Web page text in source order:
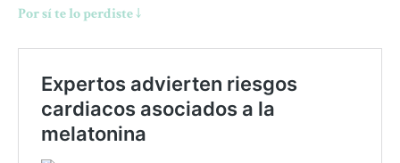
Por sí te lo perdiste ↓